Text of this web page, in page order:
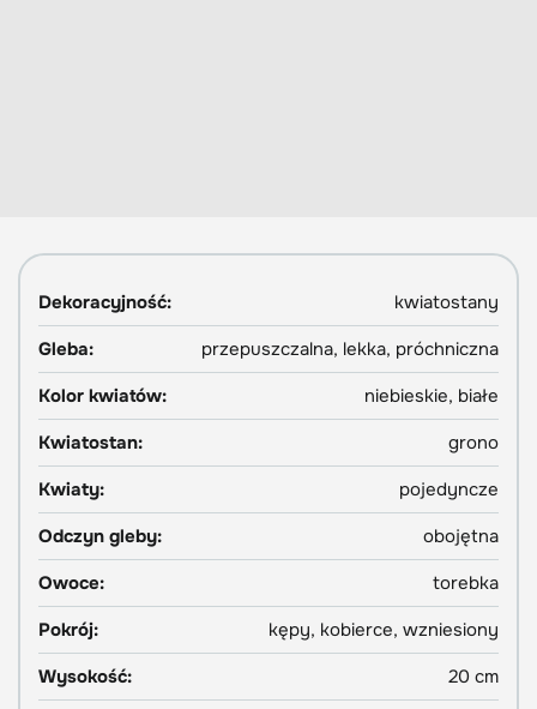
Dekoracyjność:
kwiatostany
Gleba:
przepuszczalna, lekka, próchniczna
Kolor kwiatów:
niebieskie, białe
Kwiatostan:
grono
Kwiaty:
pojedyncze
Odczyn gleby:
obojętna
Owoce:
torebka
Pokrój:
kępy, kobierce, wzniesiony
Wysokość:
20 cm